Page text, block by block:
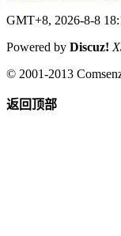
GMT+8, 2026-8-8
Powered by Discuz!
© 2001-2013
返回顶部